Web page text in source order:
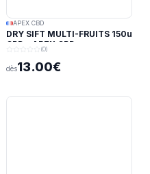
APEX CBD
DRY SIFT MULTI-FRUITS 150u
CBD - APEX CBD
(0)
dès13.00€